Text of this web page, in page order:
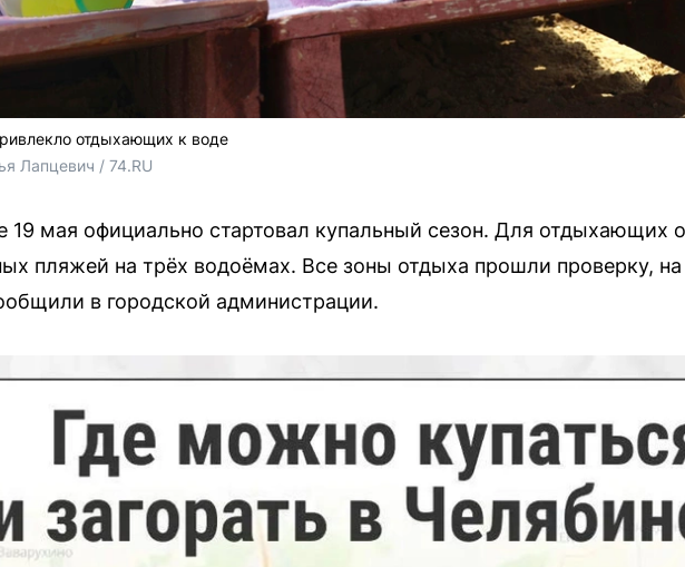
отдыхающих к воде
Лапцевич / 74.RU
19 мая официально стартовал купальный сезон. Для отдыхающих
пляжей на трёх водоёмах. Все зоны отдыха прошли проверку,
в городской администрации.